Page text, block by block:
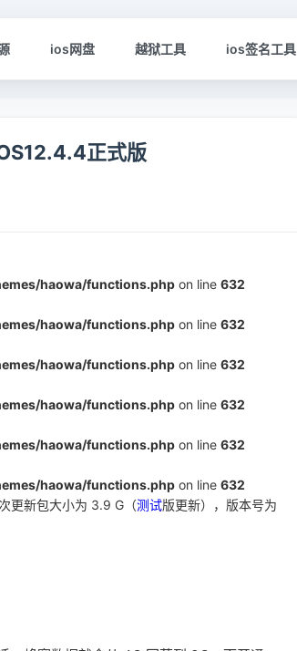
ios网盘 越狱工具 ios签名工具
正式版
haowa/functions.php on line 632
haowa/functions.php on line 632
haowa/functions.php on line 632
haowa/functions.php on line 632
haowa/functions.php on line 632
haowa/functions.php on line 632
更新包大小为 3.9 G（测试版更新），版本号为